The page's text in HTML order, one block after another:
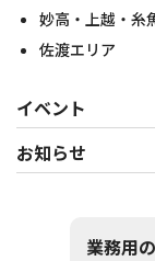
妙高・上越・糸
佐渡エリア
イベント
お知らせ
業務用